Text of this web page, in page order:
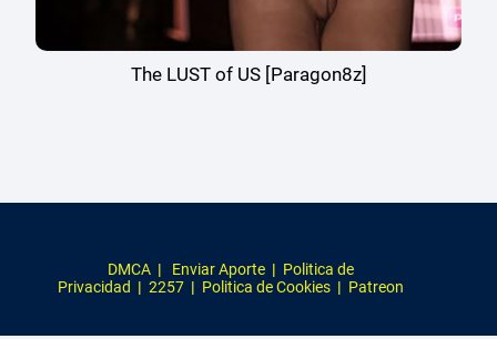
The LUST of US [Paragon8z]
DMCA | Enviar Aporte | Politica de
Privacidad | 2257 | Politica de Cookies | Patreon